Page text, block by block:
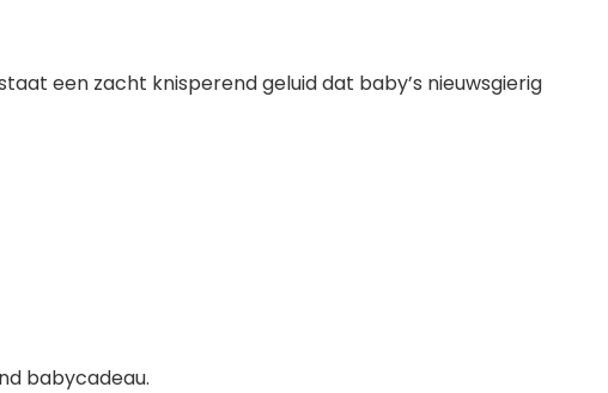
een zacht knisperend geluid dat baby’s nieuwsgierig
babycadeau.